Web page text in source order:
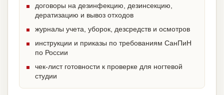
договоры на дезинфекцию, дезинсекцию,
дератизацию и вывоз отходов
журналы учета, уборок, дезсредств и осмотров
инструкции и приказы по требованиям СанПиН
по России
чек-лист готовности к проверке для ногтевой
студии